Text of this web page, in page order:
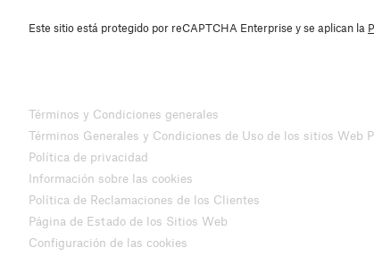
Este sitio está protegido por reCAPTCHA Enterprise y se aplican la
Términos y Condiciones generales
Términos Generales y Condiciones de Uso de los sitios Web
Política de privacidad
Información sobre las cookies
Política de Reclamaciones de los Clientes
Página de Estado de los Sitios Web
Configuración de las cookies